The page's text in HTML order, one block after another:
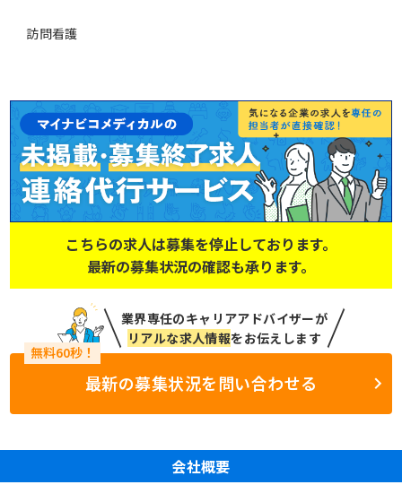
訪問看護
こちらの求人は募集を停止しております。
最新の募集状況の確認も承ります。
業界専任のキャリアアドバイザーが
リアルな求人情報をお伝えします
最新の募集状況を問い合わせる
会社概要